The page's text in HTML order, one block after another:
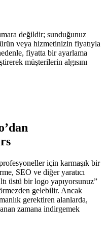
değildir; sunduğunuz
veya hizmetinizin fiyatıyla
fiyatta bir ayarlama
müşterilerin algısını
için karmaşık bir
SEO ve diğer yaratıcı
üstü bir logo yapıyorsunuz”
gelebilir. Ancak
gerektiren alanlarda,
zamana indirgemek